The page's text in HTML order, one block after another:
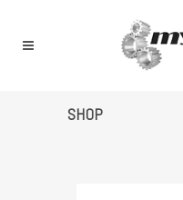
SHOP